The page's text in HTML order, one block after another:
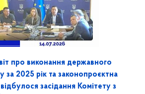
про виконання державного
за 2025 рік та законопроєктна
засідання Комітету з